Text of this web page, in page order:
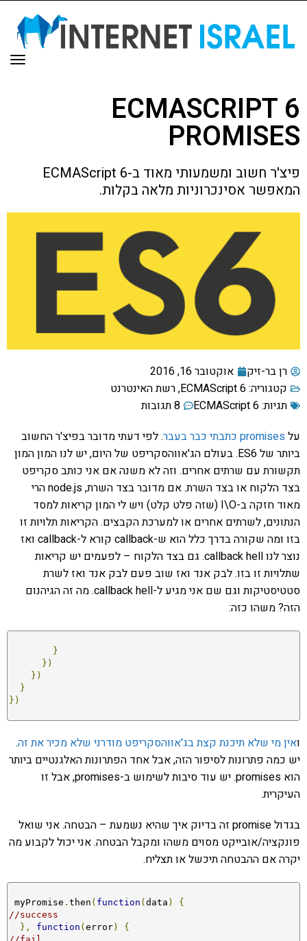
ECMASCRIPT 6
PROMISES
פיצ'ר חשוב ומשמעותי מאוד ב-ECMAScript 6
המאפשר אסינכרוניות מלאה בקלות.
רן בר-זיק
אוקטובר 16, 2016
קטגוריה:ECMAScript 6
,רשת האינטרנט
תגיות:ECMAScript 6
8 תגובות
על promises כתבתי כבר בעבר
. לפי דעתי מדובר בפיצ'ר החשוב
ביותר של ES6. בעולם הג'אווהסקריפט של היום, יש לנו המון המון
תקשורת עם שרתים אחרים. וזה לא משנה אם אני כותב סקריפט
בצד הלקוח או בצד השרת. אם מדובר בצד השרת, node.js הרי
מאוד חזקה ב-I\O (שזה פלט קלט) ויש לי המון קריאות למסד
הנתונים, לשרתים אחרים או למערכת הקבצים. הקריאות תלויות זו
בזו ומה שקורה בדרך כלל הוא ש-callback קורא ל-callback ואז
נוצר לנו callback hell. גם בצד הלקוח – לפעמים יש קריאות
שתלויות זו בזו. לבק אנד ואז שוב פעם לבק אנד ואז לשרת
סטטיסטיקות וגם שם אני מגיע ל-callback hell. מה זה הגיהנום
הזה? משהו כזה:
}
})
})
}
})
ואין מי שלא תיכנת קצת בג'אווהסקריפט מודרני שלא מכיר את זה.
יש כמה פתרונות לסיפור הזה, אבל אחד הפתרונות האלגנטיים ביותר
הוא promises. יש עוד סיבות לשימוש ב-promises, אבל זו
העיקרית.
בגדול promise זה בדיוק איך שהיא נשמעת – הבטחה. אני שואל
פונקציה/אובייקט מסוים משהו ומקבל הבטחה. אני יכול לקבוע מה
יקרה אם ההבטחה תיכשל או תצליח.
myPromise . then ( function (data )
{
//success
},
function (error)
{